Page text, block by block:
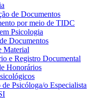
de Documentos
por meio de TIDC
Psicologia
Documentos
Material
e Registro Documental
Honorários
de Psicóloga/o Especialista